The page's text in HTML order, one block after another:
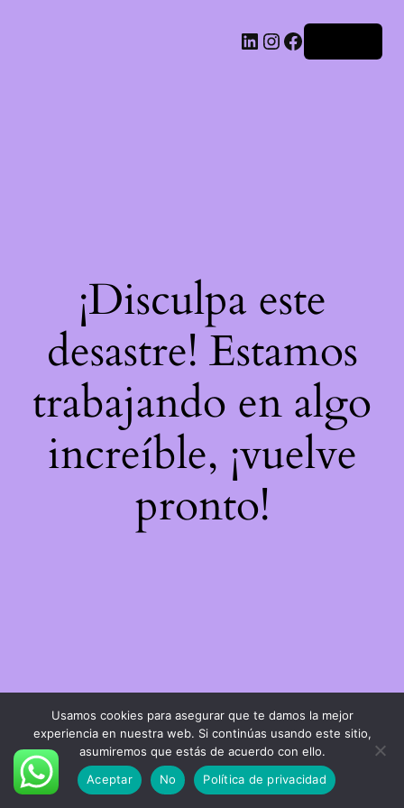
LinkedIn
Instagram
Facebook
¡Disculpa este
desastre! Estamos
trabajando en algo
increíble, ¡vuelve
pronto!
Usamos cookies para asegurar que te damos la mejor
experiencia en nuestra web. Si continúas usando este sitio,
asumiremos que estás de acuerdo con ello.
Aceptar
No Política de privacidad